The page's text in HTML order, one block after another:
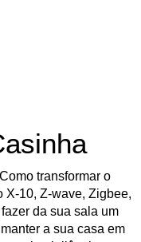
transformar o
X-10, Z-wave, Zigbee,
da sua sala um
a sua casa em